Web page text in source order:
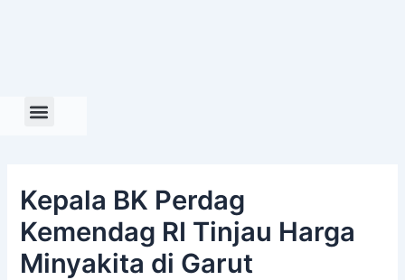
Kepala BK Perdag
Kemendag RI Tinjau Harga
Minyakita di Garut